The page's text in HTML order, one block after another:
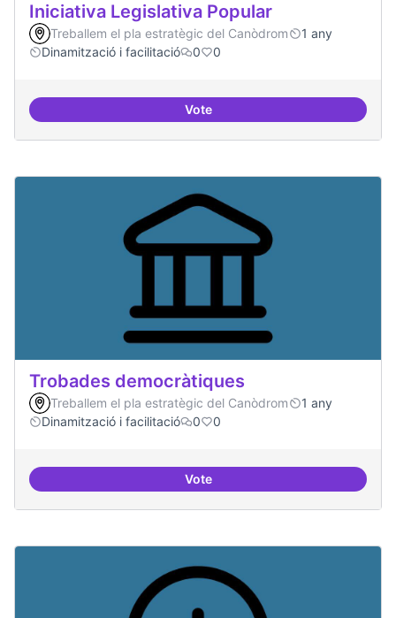
Iniciativa Legislativa Popular
Treballem el pla estratègic del Canòdrom
1 any
Dinamització i facilitació
0 0
VoteIniciativa Legislativa Popular
Trobades democràtiques
Treballem el pla estratègic del Canòdrom
1 any
Dinamització i facilitació
0 0
VoteTrobades democràtiques